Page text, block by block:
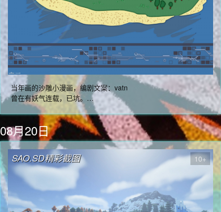
当年画的沙雕小漫画，编剧文案：vatn
曾在有妖气连载，已坑。…
08月20日
SAO.SD精彩截图 10+